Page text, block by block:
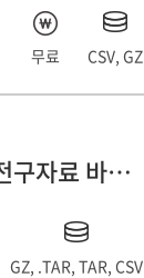
무료 CSV, GZ
전지구모델(전구자료 바람_csv)
GZ, .TAR, TAR, CSV